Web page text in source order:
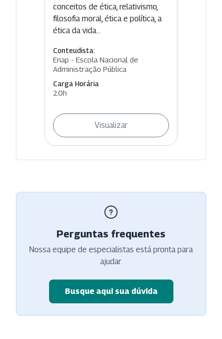
conceitos de ética, relativismo,
filosofia moral, ética e política, a
ética da vida...
Conteudista:
Enap - Escola Nacional de
Administração Pública
Carga Horária
20h
Visualizar
Perguntas frequentes
Nossa equipe de especialistas está pronta para
ajudar.
Busque aqui sua dúvida